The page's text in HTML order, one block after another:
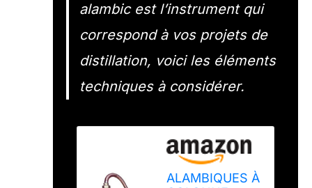
alambic est l’instrument qui
correspond à vos projets de
distillation, voici les éléments
techniques à considérer.
ALAMBIQUES À